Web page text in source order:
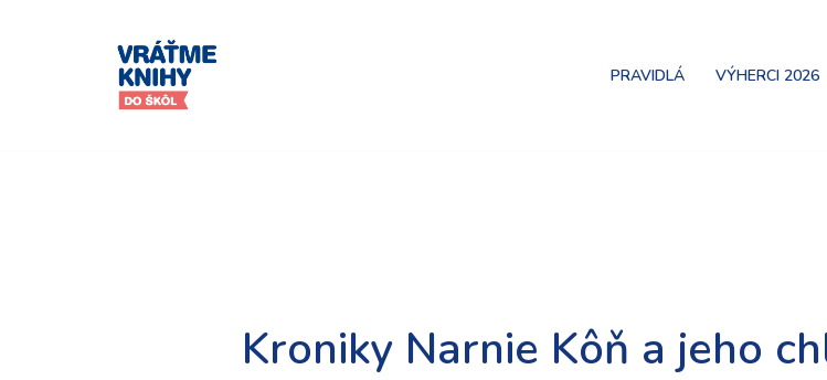
PRAVIDLÁ VÝHERCI 2026
Kroniky Narnie Kôň a jeho